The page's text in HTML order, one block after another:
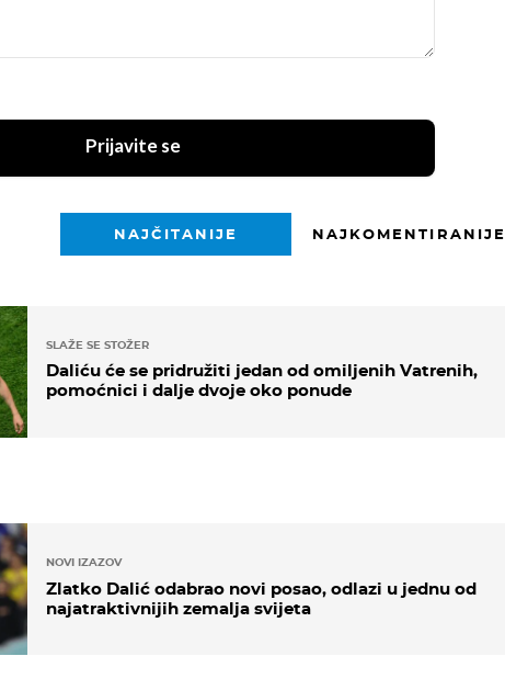
Prijavite se
NAJČITANIJE NAJKOMENTIRANIJE
SLAŽE SE STOŽER
Daliću će se pridružiti jedan od omiljenih Vatrenih,
pomoćnici i dalje dvoje oko ponude
NOVI IZAZOV
Zlatko Dalić odabrao novi posao, odlazi u jednu od
najatraktivnijih zemalja svijeta